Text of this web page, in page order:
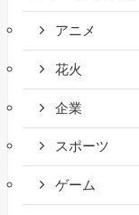
アニメ
花火
企業
スポーツ
ゲーム